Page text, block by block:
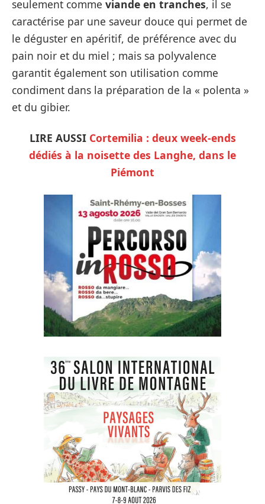
seulement comme viande en tranches, il se
caractérise par une saveur douce qui permet de
le déguster en apéritif, de préférence avec du
pain noir et du miel ; mais sa polyvalence
garantit également son utilisation comme
condiment dans la préparation de la « polenta »
et du gibier.
LIRE AUSSI Cortemilia : deux week-ends
dédiés à la noisette des Langhe, dans le
Piémont